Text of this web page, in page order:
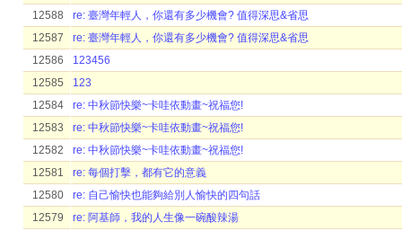
12588
re: 臺灣年輕人，你還有多少機會? 值得深思&省思
12587
re: 臺灣年輕人，你還有多少機會? 值得深思&省思
12586
123456
12585
123
12584
re: 中秋節快樂~卡哇依動畫~祝福您!
12583
re: 中秋節快樂~卡哇依動畫~祝福您!
12582
re: 中秋節快樂~卡哇依動畫~祝福您!
12581
re: 每個打擊，都有它的意義
12580
re: 自己愉快也能夠給別人愉快的四句話
12579
re: 阿基師，我的人生像一碗酸辣湯